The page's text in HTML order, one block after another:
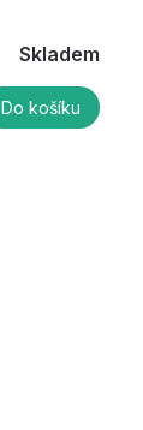
Skladem
Do košíku